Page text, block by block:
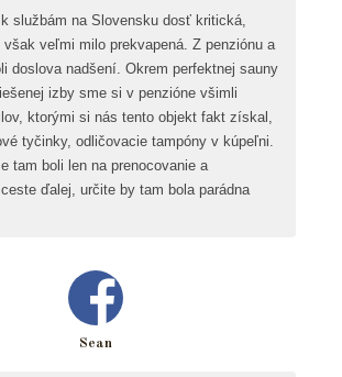
službám na Slovensku dosť kritická,
veľmi milo prekvapená. Z penziónu a
doslova nadšení. Okrem perfektnej sauny
izby sme si v penzióne všimli
ktorými si nás tento objekt fakt získal,
tyčinky, odličovacie tampóny v kúpeľni.
tam boli len na prenocovanie a
ďalej, určite by tam bola parádna
Sean